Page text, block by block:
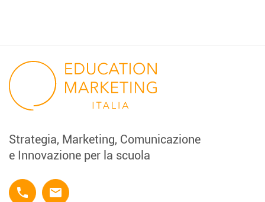
Strategia, Marketing, Comunicazione
e Innovazione per la scuola
phone email